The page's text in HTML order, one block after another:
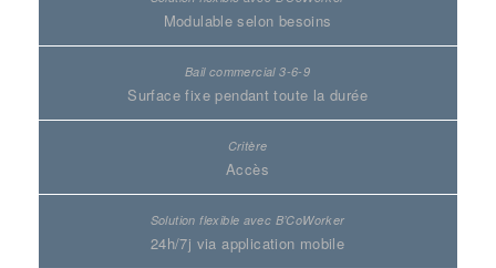
Modulable selon besoins
Surface fixe pendant toute la durée
Accès
24h/7j via application mobile